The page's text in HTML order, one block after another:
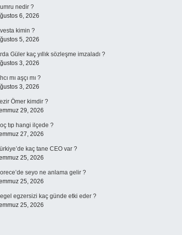
nedir ?
6, 2026
kimin ?
5, 2026
Güler kaç yıllık sözleşme imzaladı ?
3, 2026
mı aşçı mı ?
3, 2026
Ömer kimdir ?
29, 2026
tıp hangi ilçede ?
27, 2026
kaç tane CEO var ?
25, 2026
seyo ne anlama gelir ?
25, 2026
egzersizi kaç günde etki eder ?
25, 2026